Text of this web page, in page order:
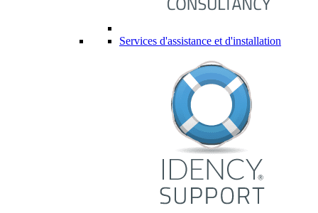
Services d'assistance et d'installation